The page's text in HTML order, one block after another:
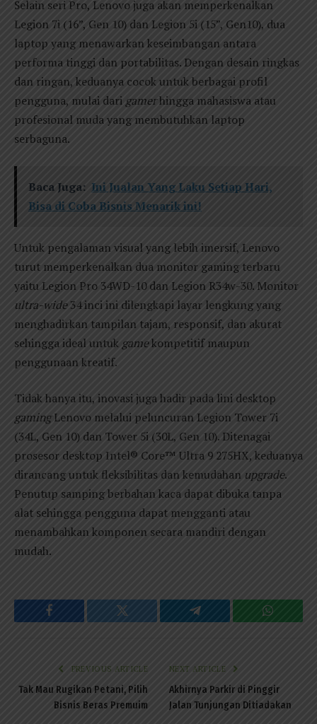
Selain seri Pro, Lenovo juga akan memperkenalkan
Legion 7i (16”, Gen 10) dan Legion 5i (15”, Gen10), dua
laptop yang menawarkan keseimbangan antara
performa tinggi dan portabilitas. Dengan desain ringkas
dan ringan, keduanya cocok untuk berbagai profil
pengguna, mulai dari gamerhingga mahasiswa atau
profesional muda yang membutuhkan laptop
serbaguna.
Baca Juga: Ini Jualan Yang Laku Setiap Hari,
Bisa di Coba Bisnis Menarik ini!
Untuk pengalaman visual yang lebih imersif, Lenovo
turut memperkenalkan dua monitor gaming terbaru
yaitu Legion Pro 34WD-10 dan Legion R34w-30. Monitor
ultra-wide34 inci ini dilengkapi layar lengkung yang
menghadirkan tampilan tajam, responsif, dan akurat
sehingga ideal untuk gamekompetitif maupun
penggunaan kreatif.
Tidak hanya itu, inovasi juga hadir pada lini desktop
gamingLenovo melalui peluncuran Legion Tower 7i
(34L, Gen 10) dan Tower 5i (30L, Gen 10). Ditenagai
prosesor desktop Intel® Core™ Ultra 9 275HX, keduanya
dirancang untuk fleksibilitas dan kemudahan upgrade.
Penutup samping berbahan kaca dapat dibuka tanpa
alat sehingga pengguna dapat mengganti atau
menambahkan komponen secara mandiri dengan
mudah.
Facebook Twitter Telegram
PREVIOUS ARTICLE
Tak Mau Rugikan Petani, Pilih
Bisnis Beras Premuim
NEXT ARTICLE
Akhirnya Parkir di Pinggir
Jalan Tunjungan Ditiadakan